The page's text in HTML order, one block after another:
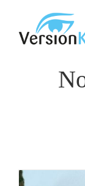
content